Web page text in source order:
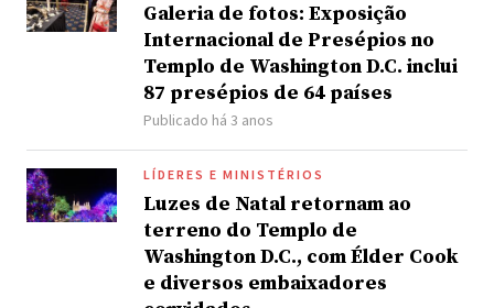
Galeria de fotos: Exposição
Internacional de Presépios no
Templo de Washington D.C. inclui
87 presépios de 64 países
Publicado há 3 anos
LÍDERES E MINISTÉRIOS
Luzes de Natal retornam ao
terreno do Templo de
Washington D.C., com Élder Cook
e diversos embaixadores